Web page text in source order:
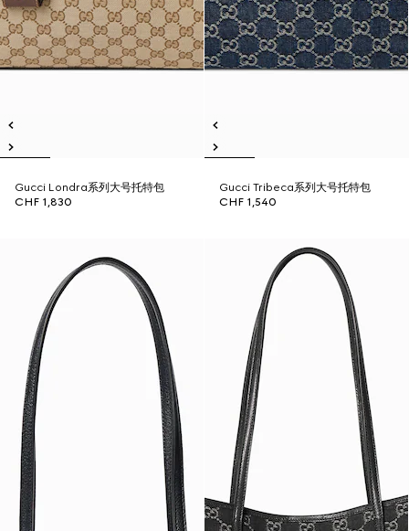
Gucci Londra系列大号托特包
CHF 1,830
Gucci Tribeca系列大号托特包
CHF 1,540